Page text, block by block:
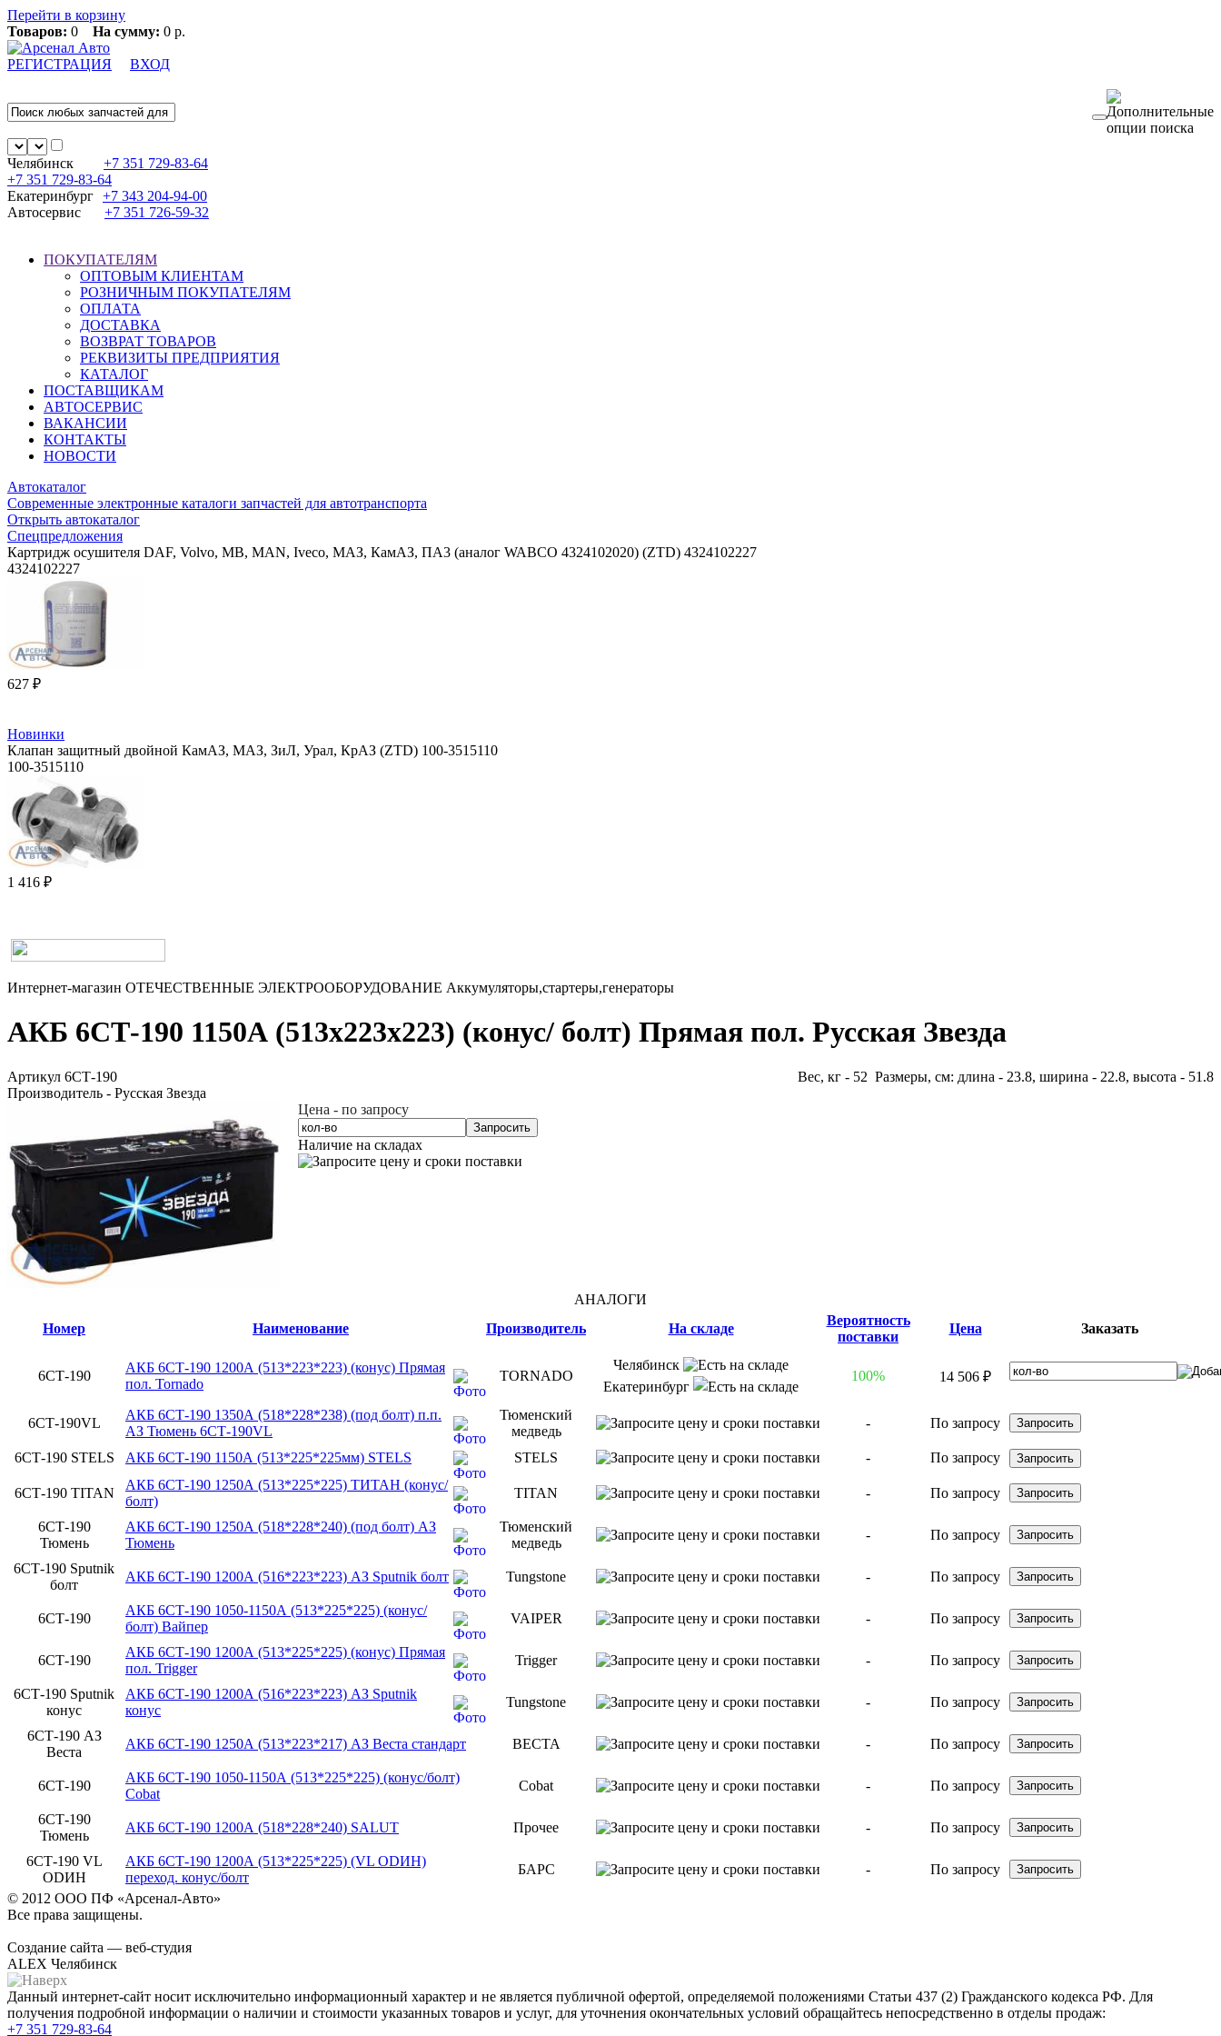
Перейти в корзину
Товаров: 0 На сумму: 0 р.
РЕГИСТРАЦИЯ ВХОД
Челябинск +7 351 729-83-64
+7 351 729-83-64
Екатеринбург +7 343 204-94-00
Автосервис
+7 351 726-59-32
ПОКУПАТЕЛЯМ
ОПТОВЫМ КЛИЕНТАМ
РОЗНИЧНЫМ ПОКУПАТЕЛЯМ
ОПЛАТА
ДОСТАВКА
ВОЗВРАТ ТОВАРОВ
РЕКВИЗИТЫ ПРЕДПРИЯТИЯ
КАТАЛОГ
ПОСТАВЩИКАМ
АВТОСЕРВИС
ВАКАНСИИ
КОНТАКТЫ
НОВОСТИ
Автокаталог
Современные электронные каталоги запчастей для автотранспорта
Открыть автокаталог
Спецпредложения
Картридж осушителя DAF, Volvo, MB, MAN, Iveco, МАЗ, КамАЗ, ПА3 (аналог WABCO 4324102020) (ZTD) 4324102227
4324102227
627 ₽
Новинки
Клапан защитный двойной КамАЗ, МАЗ, ЗиЛ, Урал, КрАЗ (ZTD) 100-3515110
100-3515110
1 416 ₽
Интернет-магазин ОТЕЧЕСТВЕННЫЕ ЭЛЕКТРООБОРУДОВАНИЕ Аккумуляторы,стартеры,генераторы
АКБ 6СТ-190 1150А (513x223x223) (конус/ болт) Прямая пол. Русская Звезда
Артикул 6СТ-190
Производитель - Русская Звезда
Вес, кг - 52 Размеры, см: длина - 23.8, ширина - 22.8, высота - 51.8
Цена - по запросу
Запросить
Наличие на складах
АНАЛОГИ
Номер
Наименование Производитель На складе
Вероятность
поставки
Цена Заказать
6СТ-190
АКБ 6СТ-190 1200А (513*223*223) (конус) Прямая
пол. Tornado
TORNADO
Челябинск
Екатеринбург
100% 14 506 ₽
6СТ-190VL
АКБ 6СТ-190 1350А (518*228*238) (под болт) п.п.
АЗ Тюмень 6СТ-190VL
Тюменский
медведь
- По запросу
6СТ-190 STELS АКБ 6СТ-190 1150А (513*225*225мм) STELS STELS - По запросу
6СТ-190 TITAN
АКБ 6СТ-190 1250А (513*225*225) ТИТАН (конус/
болт)
TITAN - По запросу
6СТ-190
Тюмень
АКБ 6СТ-190 1250А (518*228*240) (под болт) АЗ
Тюмень
Тюменский
медведь
- По запросу
6СТ-190 Sputnik
болт
АКБ 6СТ-190 1200А (516*223*223) АЗ Sputnik болт Tungstone - По запросу
6СТ-190
АКБ 6СТ-190 1050-1150А (513*225*225) (конус/
болт) Вайпер
VAIPER - По запросу
6СТ-190
АКБ 6СТ-190 1200А (513*225*225) (конус) Прямая
пол. Trigger
Trigger - По запросу
6СТ-190 Sputnik
конус
АКБ 6СТ-190 1200А (516*223*223) АЗ Sputnik
конус
Tungstone - По запросу
6СТ-190 АЗ
Веста
АКБ 6СТ-190 1250А (513*223*217) АЗ Веста стандарт ВЕСТА - По запросу
6СТ-190
АКБ 6СТ-190 1050-1150А (513*225*225) (конус/болт)
Cobat
Cobat - По запросу
6СТ-190
Тюмень
АКБ 6СТ-190 1200А (518*228*240) SALUT Прочее - По запросу
6СТ-190 VL
ОDИН
АКБ 6СТ-190 1200А (513*225*225) (VL ОDИН)
переход. конус/болт
БАРС -
По запросу
© 2012 ООО ПФ «Арсенал-Авто»
Все права защищены.
Создание сайта — веб-студия
ALEX Челябинск
Данный интернет-сайт носит исключительно информационный характер и не является публичной офертой, определяемой положениями Статьи 437 (2) Гражданского кодекса РФ. Для
получения подробной информации о наличии и стоимости указанных товаров и услуг, для уточнения окончательных условий обращайтесь непосредственно в отделы продаж:
+7 351 729-83-64